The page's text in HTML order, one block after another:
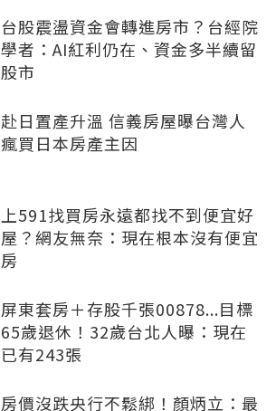
台股震盪資金會轉進房市？台經院
學者：AI紅利仍在、資金多半續留
股市
赴日置產升溫 信義房屋曝台灣人
瘋買日本房產主因
上591找買房永遠都找不到便宜好
屋？網友無奈：現在根本沒有便宜
房
屏東套房＋存股千張00878...目標
65歲退休！32歲台北人曝：現在
已有243張
房價沒跌央行不鬆綁！顏炳立：最